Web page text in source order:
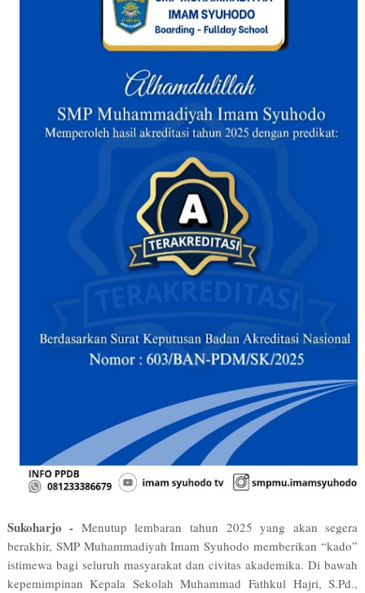
Sukoharjo - Menutup lembaran tahun 2025 yang akan segera
berakhir, SMP Muhammadiyah Imam Syuhodo memberikan “kado”
istimewa bagi seluruh masyarakat dan civitas akademika. Di bawah
kepemimpinan Kepala Sekolah Muhammad Fathkul Hajri, S.Pd.,